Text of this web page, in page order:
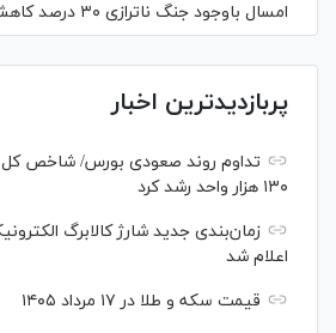
امسال باوجود جنگ ناترازی ۳۰ درصد کاهش یافت
پربازدیدترین اخبار
تداوم روند صعودی بورس/ شاخص
۱۳۰ هزار واحد رشد کرد
زمان‌بندی جدید شارژ کالابرگ
اعلام شد
قیمت سکه و طلا در ۱۷ مرداد ۱۴۰۵